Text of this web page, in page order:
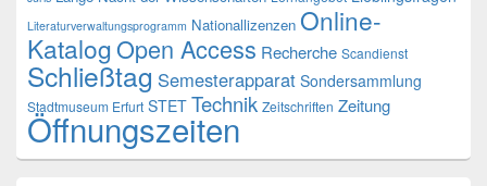
Literaturverwaltungsprogramm Nationallizenzen Online-
KatalogOpen Access Recherche Scandienst
Schließtag Semesterapparat Sondersammlung
Stadtmuseum Erfurt STET Technik Zeitschriften Zeitung
Öffnungszeiten